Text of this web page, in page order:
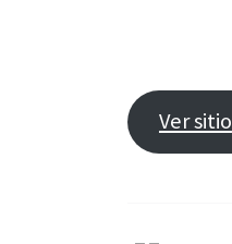
Ver sitio